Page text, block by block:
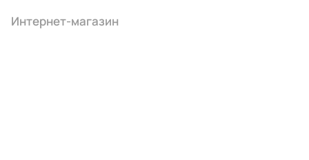
Интернет-магазин